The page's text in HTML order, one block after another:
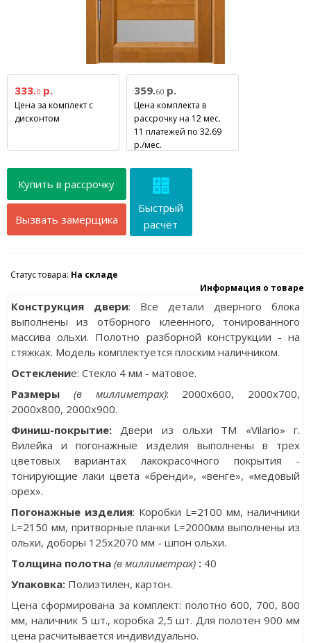
333.0р.
Цена за комплект с
дисконтом
359.60р.
Цена комплекта в
рассрочку на 12 мес.
11 платежей по 32.69
р./мес.
Купить в рассрочку
Вызвать замерщика
Быстрый
расчёт
Статус товара: На складе
Информация о товаре
Конструкция двери: Все детали дверного блока
выполнены из отборного клеенного, тонированного
массива ольхи. Полотно разборной конструкции - на
стяжках. Модель комплектуется плоским наличником.
Остекление: Стекло 4 мм - матовое.
Размеры (в миллиметрах): 2000х600, 2000x700,
2000x800, 2000x900.
Финиш-покрытие: Двери из ольхи ТМ «Vilario» г.
Вилейка и погонажные изделия выполнены в трех
цветовых вариантах лакокрасочного покрытия -
тонирующие лаки цвета «бренди», «венге», «медовый
орех».
Погонажные изделия: Коробки L=2100 мм, наличники
L=2150 мм, притворные планки L=2000мм выполнены из
ольхи, доборы 125х2070 мм - шпон ольхи.
Толщина полотна (в миллиметрах):40
Упаковка:Полиэтилен, картон.
Цена сформирована за комплект: полотно 600, 700, 800
мм, наличник 5 шт., коробка 2,5 шт. Для полотен 900 мм
цена расчитывается индивидуально.